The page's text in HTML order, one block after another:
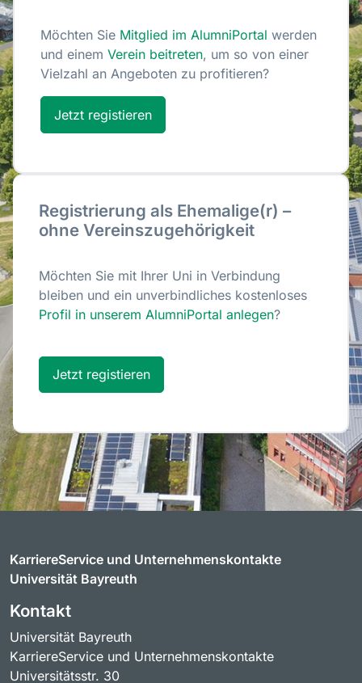
Möchten Sie Mitglied im AlumniPortal werden
und einem Verein beitreten, um so von einer
Vielzahl an Angeboten zu profitieren?
Jetzt registieren
Registrierung als Ehemalige(r) –
ohne Vereinszugehörigkeit
Möchten Sie mit Ihrer Uni in Verbindung
bleiben und ein unverbindliches kostenloses
Profil in unserem AlumniPortal anlegen?
Jetzt registieren
KarriereService und Unternehmenskontakte
Universität Bayreuth
Kontakt
Universität Bayreuth
KarriereService und Unternehmenskontakte
Universitätsstr. 30